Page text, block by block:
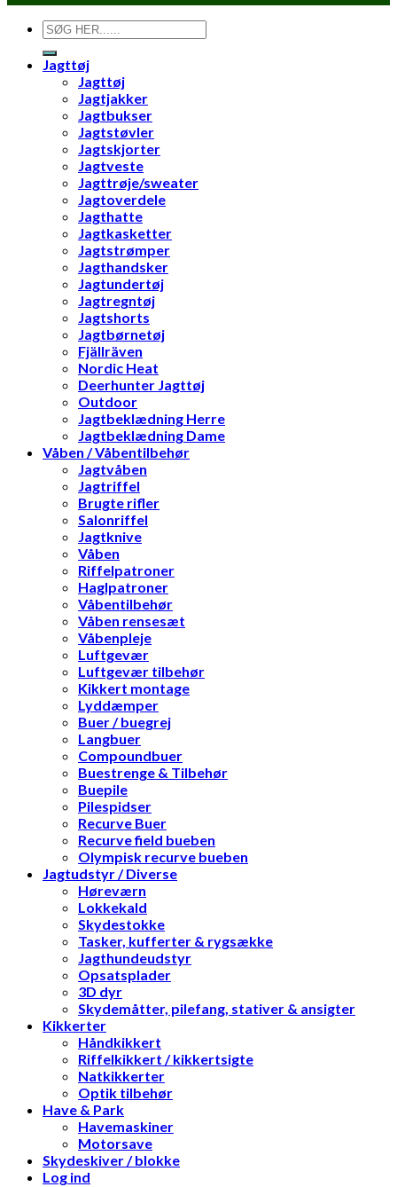
Søg
efter:
Jagttøj
Jagttøj
Jagtjakker
Jagtbukser
Jagtstøvler
Jagtskjorter
Jagtveste
Jagttrøje/sweater
Jagtoverdele
Jagthatte
Jagtkasketter
Jagtstrømper
Jagthandsker
Jagtundertøj
Jagtregntøj
Jagtshorts
Jagtbørnetøj
Fjällräven
Nordic Heat
Deerhunter Jagttøj
Outdoor
Jagtbeklædning Herre
Jagtbeklædning Dame
Våben / Våbentilbehør
Jagtvåben
Jagtriffel
Brugte rifler
Salonriffel
Jagtknive
Våben
Riffelpatroner
Haglpatroner
Våbentilbehør
Våben rensesæt
Våbenpleje
Luftgevær
Luftgevær tilbehør
Kikkert montage
Lyddæmper
Buer / buegrej
Langbuer
Compoundbuer
Buestrenge & Tilbehør
Buepile
Pilespidser
Recurve Buer
Recurve field bueben
Olympisk recurve bueben
Jagtudstyr / Diverse
Høreværn
Lokkekald
Skydestokke
Tasker, kufferter & rygsække
Jagthundeudstyr
Opsatsplader
3D dyr
Skydemåtter, pilefang, stativer & ansigter
Kikkerter
Håndkikkert
Riffelkikkert / kikkertsigte
Natkikkerter
Optik tilbehør
Have & Park
Havemaskiner
Motorsave
Skydeskiver / blokke
Log ind